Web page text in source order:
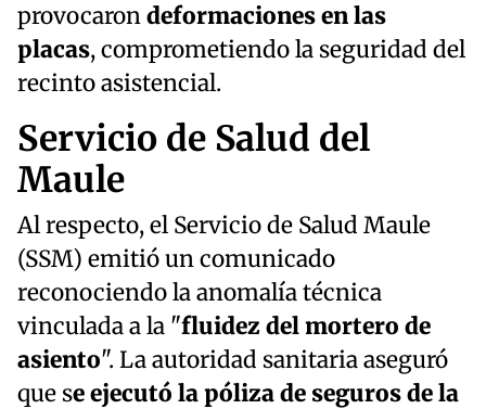
provocarondeformaciones en las
placas, comprometiendo la seguridad del
recinto asistencial.
Servicio de Salud del
Maule
Al respecto, el Servicio de Salud Maule
(SSM) emitió un comunicado
reconociendo la anomalía técnica
vinculada a la "fluidez del mortero de
asiento". La autoridad sanitaria aseguró
que se ejecutó la póliza de seguros de la